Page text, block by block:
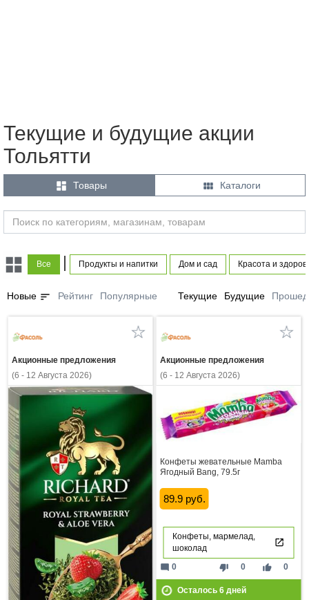
Текущие и будущие акции
Тольятти
 Товары  Каталоги
Все Продукты и напитки Дом и сад Красота и
Новые sort Рейтинг Популярные Текущие Будущие
Акционные предложения
(6 - 12 Августа 2026)
Акционные предложения
(6 - 12 Августа 2026)
Конфеты жевательные Mamba
Ягодный Bang, 79.5г
89.9 руб.
Конфеты, мармелад,
шоколад
thumb_down 0 thumb_up 0
mode_comment 0
Осталось 6дней